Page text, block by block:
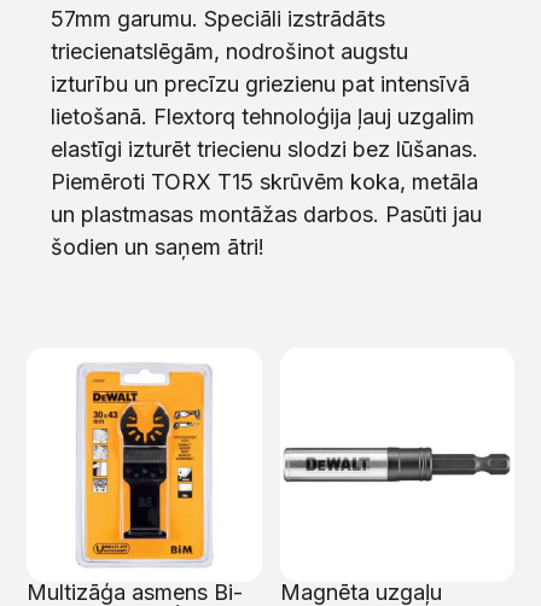
57mm garumu. Speciāli izstrādāts
triecienatslēgām, nodrošinot augstu
izturību un precīzu griezienu pat intensīvā
lietošanā. Flextorq tehnoloģija ļauj uzgalim
elastīgi izturēt triecienu slodzi bez lūšanas.
Piemēroti TORX T15 skrūvēm koka, metāla
un plastmasas montāžas darbos. Pasūti jau
šodien un saņem ātri!
Multizāģa asmens Bi-
Magnēta uzgaļu